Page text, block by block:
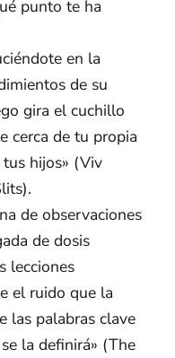
punto te ha
en la
de su
gira el cuchillo
cerca de tu propia
hijos» (Viv
de observaciones
de dosis
lecciones
el ruido que la
las palabras clave
la definirá» (The